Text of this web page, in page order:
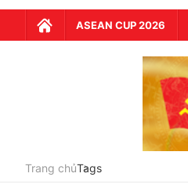
ASEAN CUP 2026
Trang chủTags